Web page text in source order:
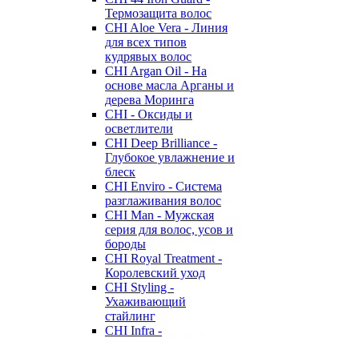
Термозащита волос
CHI Aloe Vera - Линия
для всех типов
кудрявых волос
CHI Argan Oil - На
основе масла Арганы и
дерева Моринга
CHI - Оксиды и
осветлители
CHI Deep Brilliance -
Глубокое увлажнение и
блеск
CHI Enviro - Система
разглаживания волос
CHI Man - Мужская
серия для волос, усов и
бороды
CHI Royal Treatment -
Королевский уход
CHI Styling -
Ухаживающий
стайлинг
CHI Infra -